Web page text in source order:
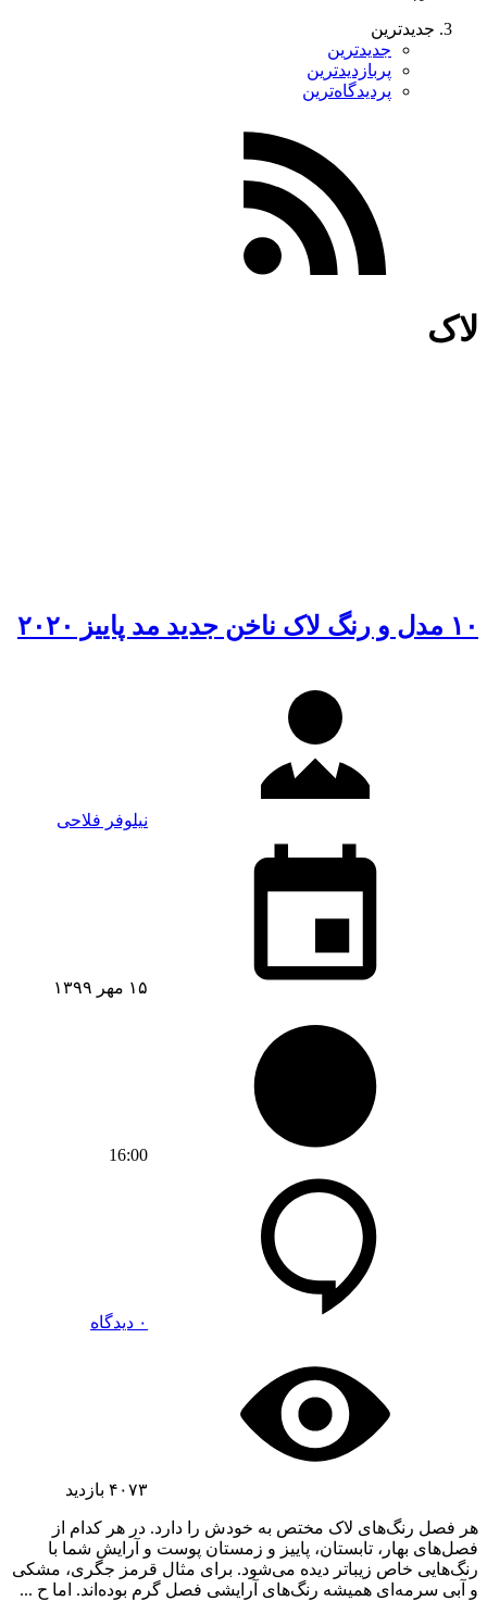
جدیدترین
جدیدترین
پربازدیدترین
پردیدگاه‌ترین
لاک
۱۰ مدل و رنگ لاک ناخن جدید مد پاییز ۲۰۲۰
نیلوفر فلاحی
۱۵ مهر ۱۳۹۹
16:00
۰ دیدگاه
۴۰۷۳ بازدید
هر فصل رنگ‌های لاک مختص به خودش را دارد. در هر کدام از
فصل‌های بهار، تابستان، پاییز و زمستان پوست و آرایش شما با
رنگ‌هایی خاص زیباتر دیده می‌شود. برای مثال قرمز جگری، مشکی
و آبی سرمه‌ای همیشه رنگ‌های آرایشی فصل گرم بوده‌اند. اما ح ...